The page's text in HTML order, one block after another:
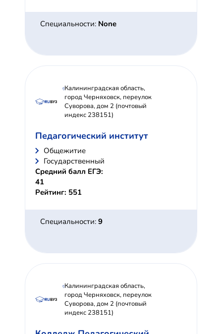
Специальности: None
Калининградская область,
город Черняховск, переулок
Суворова, дом 2 (почтовый
индекс 238151)
Педагогический институт
Общежитие
Государственный
Средний балл ЕГЭ:
41
Рейтинг: 551
Специальности: 9
Калининградская область,
город Черняховск, переулок
Суворова, дом 2 (почтовый
индекс 238151)